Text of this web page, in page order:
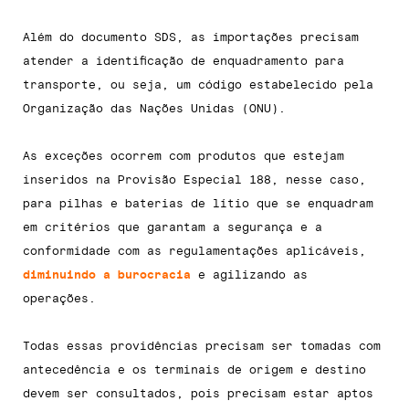
Além do documento SDS, as importações precisam
atender a identificação de enquadramento para
transporte, ou seja, um código estabelecido pela
Organização das Nações Unidas (ONU).
As exceções ocorrem com produtos que estejam
inseridos na Provisão Especial 188, nesse caso,
para pilhas e baterias de lítio que se enquadram
em critérios que garantam a segurança e a
conformidade com as regulamentações aplicáveis,
diminuindo a burocracia e agilizando as
operações.
Todas essas providências precisam ser tomadas com
antecedência e os terminais de origem e destino
devem ser consultados, pois precisam estar aptos